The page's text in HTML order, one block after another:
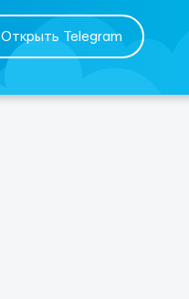
Открыть Telegram